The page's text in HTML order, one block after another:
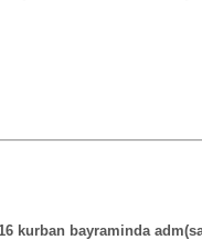
kurban bayraminda